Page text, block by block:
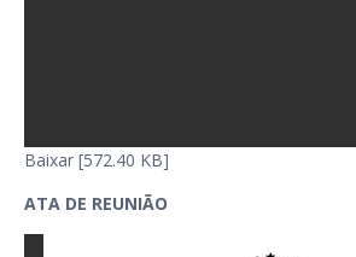
Baixar [572.40 KB]
ATA DE REUNIÃO